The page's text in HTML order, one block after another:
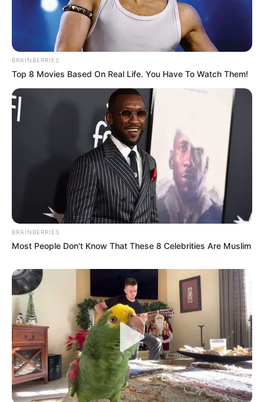
BRAINBERRIES
Top 8 Movies Based On Real Life. You Have To Watch Them!
BRAINBERRIES
Most People Don't Know That These 8 Celebrities Are Muslim